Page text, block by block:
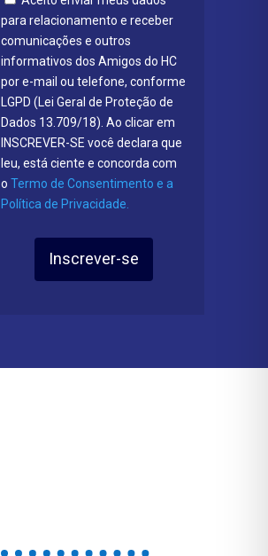
para relacionamento e receber
comunicações e outros
informativos dos Amigos do HC
por e-mail ou telefone, conforme
LGPD (Lei Geral de Proteção de
Dados 13.709/18). Ao clicar em
INSCREVER-SE você declara que
leu, está ciente e concorda com
o Termo de Consentimento e a
Política de Privacidade.
Inscrever-se